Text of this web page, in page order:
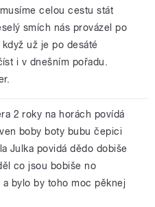
celou cestu stát
smích nás provázel po
už je po desáté
i v dnešním pořadu.
2 roky na horách povídá
boby boty bubu čepici
Julka povidá dědo dobiše
co jsou bobiše no
bylo by toho moc pěknej